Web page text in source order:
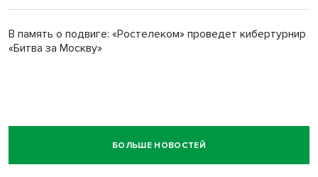
В память о подвиге: «Ростелеком» проведет кибертурнир
«Битва за Москву»
БОЛЬШЕ НОВОСТЕЙ